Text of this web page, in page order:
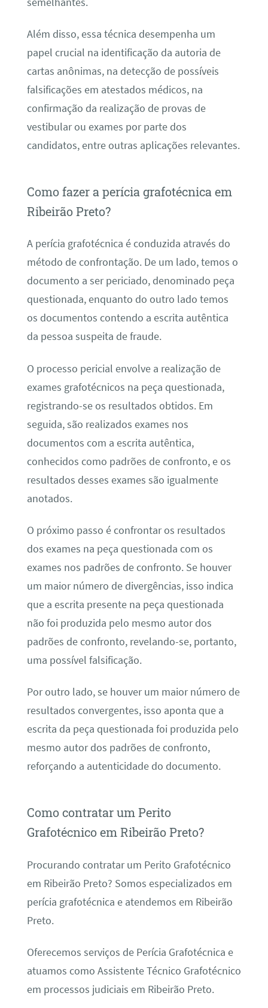
Além disso, essa técnica desempenha um
papel crucial na identificação da autoria de
cartas anônimas, na detecção de possíveis
falsificações em atestados médicos, na
confirmação da realização de provas de
vestibular ou exames por parte dos
candidatos, entre outras aplicações relevantes.
Como fazer a perícia grafotécnica em
Ribeirão Preto?
A perícia grafotécnica é conduzida através do
método de confrontação. De um lado, temos o
documento a ser periciado, denominado peça
questionada, enquanto do outro lado temos
os documentos contendo a escrita autêntica
da pessoa suspeita de fraude.
O processo pericial envolve a realização de
exames grafotécnicos na peça questionada,
registrando-se os resultados obtidos. Em
seguida, são realizados exames nos
documentos com a escrita autêntica,
conhecidos como padrões de confronto, e os
resultados desses exames são igualmente
anotados.
O próximo passo é confrontar os resultados
dos exames na peça questionada com os
exames nos padrões de confronto. Se houver
um maior número de divergências, isso indica
que a escrita presente na peça questionada
não foi produzida pelo mesmo autor dos
padrões de confronto, revelando-se, portanto,
uma possível falsificação.
Por outro lado, se houver um maior número de
resultados convergentes, isso aponta que a
escrita da peça questionada foi produzida pelo
mesmo autor dos padrões de confronto,
reforçando a autenticidade do documento.
Como contratar um Perito
Grafotécnico em Ribeirão Preto?
Procurando contratar um Perito Grafotécnico
em Ribeirão Preto? Somos especializados em
perícia grafotécnica e atendemos em Ribeirão
Preto.
Oferecemos serviços de Perícia Grafotécnica e
atuamos como Assistente Técnico Grafotécnico
em processos judiciais em Ribeirão Preto.